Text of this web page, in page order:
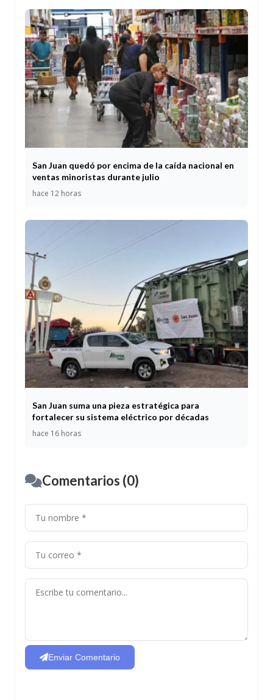
San Juan quedó por encima de la caída nacional en
ventas minoristas durante julio
hace 12 horas
San Juan suma una pieza estratégica para
fortalecer su sistema eléctrico por décadas
hace 16 horas
Comentarios (0)
Enviar Comentario